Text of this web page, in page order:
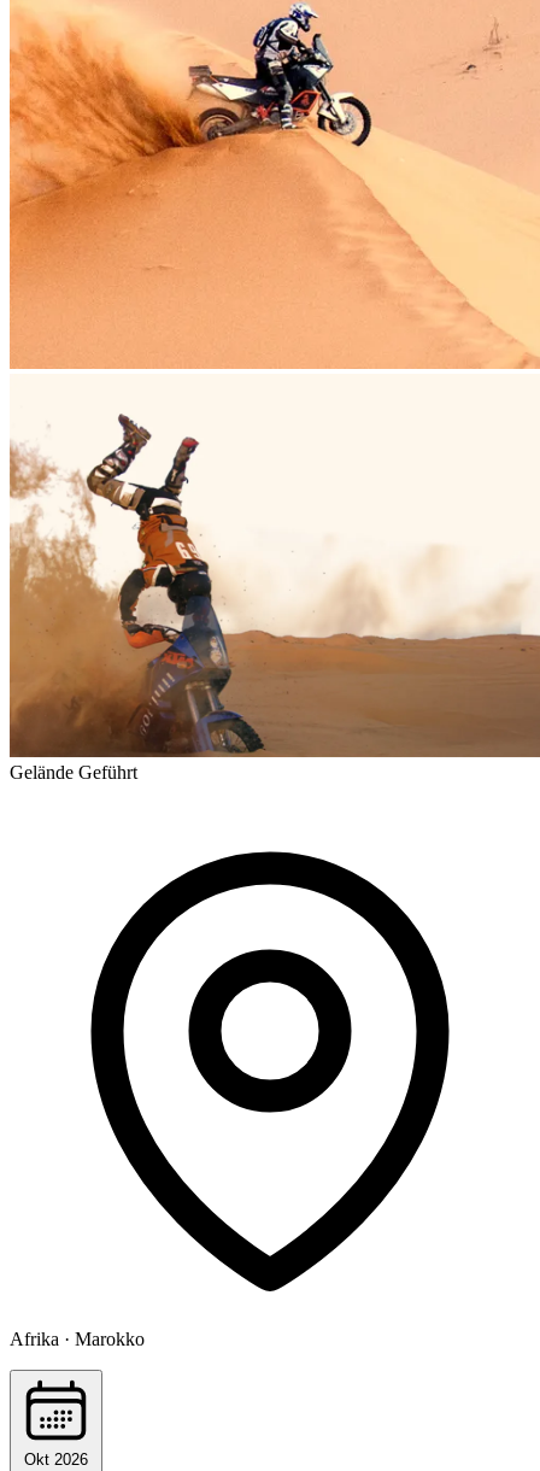
Gelände Geführt
Afrika · Marokko
Okt 2026